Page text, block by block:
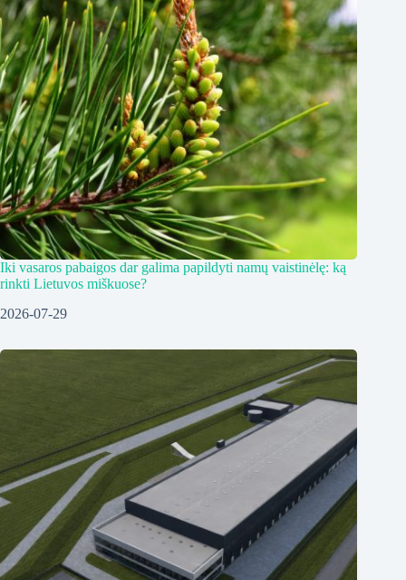
Iki vasaros pabaigos dar galima papildyti namų vaistinėlę: ką
rinkti Lietuvos miškuose?
2026-07-29